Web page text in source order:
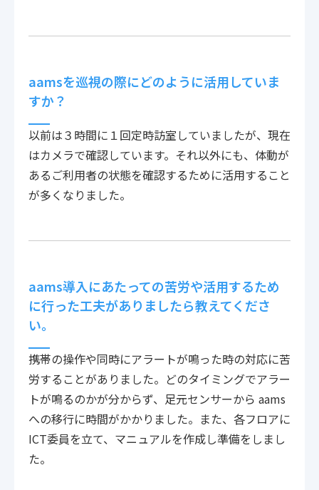
aamsを巡視の際にどのように活用していま
すか？
以前は３時間に１回定時訪室していましたが、現在
はカメラで確認しています。それ以外にも、体動が
あるご利用者の状態を確認するために活用すること
が多くなりました。
aams導入にあたっての苦労や活用するため
に行った工夫がありましたら教えてくださ
い。
携帯の操作や同時にアラートが鳴った時の対応に苦
労することがありました。どのタイミングでアラー
トが鳴るのかが分からず、足元センサーから aams
への移行に時間がかかりました。また、各フロアに
ICT委員を立て、マニュアルを作成し準備をしまし
た。